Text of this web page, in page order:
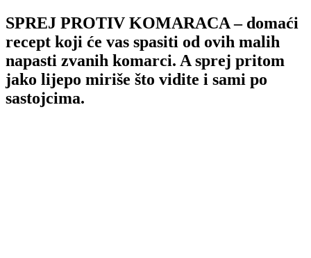
SPREJ PROTIV KOMARACA – domaći
recept koji će vas spasiti od ovih malih
napasti zvanih komarci. A sprej pritom
jako lijepo miriše što vidite i sami po
sastojcima.